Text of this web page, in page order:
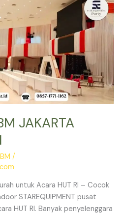
JAKARTA
/
untuk Acara HUT RI – Cocok
STAREQUIPMENT pusat
HUT RI. Banyak penyelenggara